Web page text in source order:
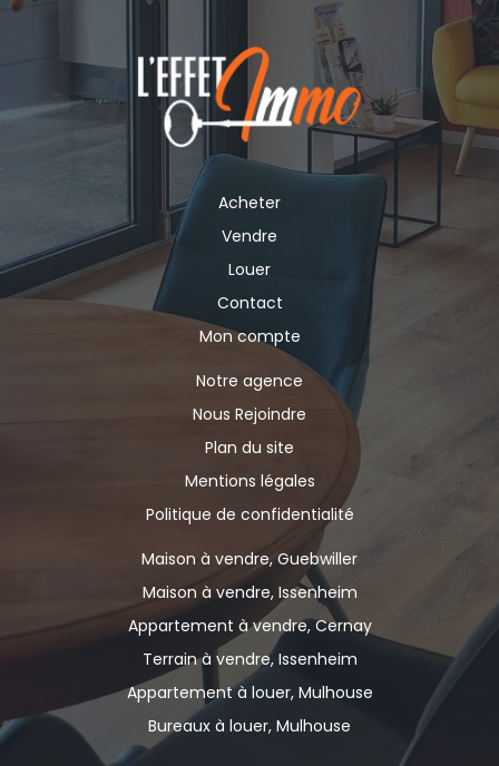
Acheter
Vendre
Louer
Contact
Mon compte
Notre agence
Nous Rejoindre
Plan du site
Mentions légales
Politique de confidentialité
Maison à vendre, Guebwiller
Maison à vendre, Issenheim
Appartement à vendre, Cernay
Terrain à vendre, Issenheim
Appartement à louer, Mulhouse
Bureaux à louer, Mulhouse